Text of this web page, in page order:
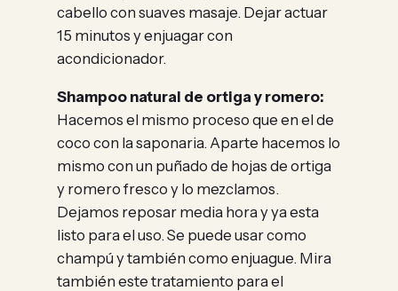
cabello con suaves masaje. Dejar actuar
15 minutos y enjuagar con
acondicionador.
Shampoo natural de ortiga y romero:
Hacemos el mismo proceso que en el de
coco con la saponaria. Aparte hacemos lo
mismo con un puñado de hojas de ortiga
y romero fresco y lo mezclamos.
Dejamos reposar media hora y ya esta
listo para el uso. Se puede usar como
champú y también como enjuague. Mira
también este tratamiento para el